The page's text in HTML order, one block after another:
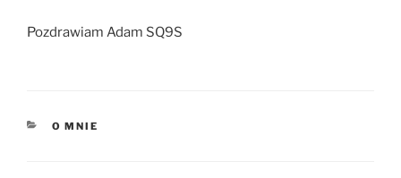
Pozdrawiam Adam SQ9S
KATEGORIE
O MNIE